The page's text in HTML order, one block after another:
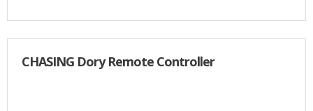
CHASING Dory Remote Controller